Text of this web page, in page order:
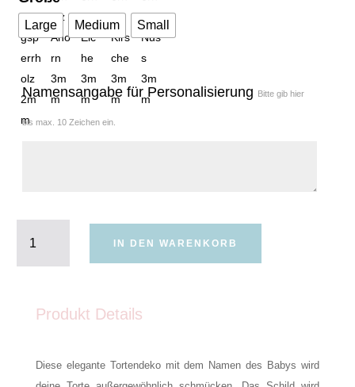
Large Medium Small
Namensangabe für Personalisierung Bitte gib hier
bis max. 10 Zeichen ein.
Babyname
Menge
IN DEN WARENKORB
Produkt Details
Diese elegante Tortendeko mit dem Namen des Babys wird